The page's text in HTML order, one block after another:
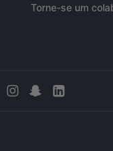
Torne-se um